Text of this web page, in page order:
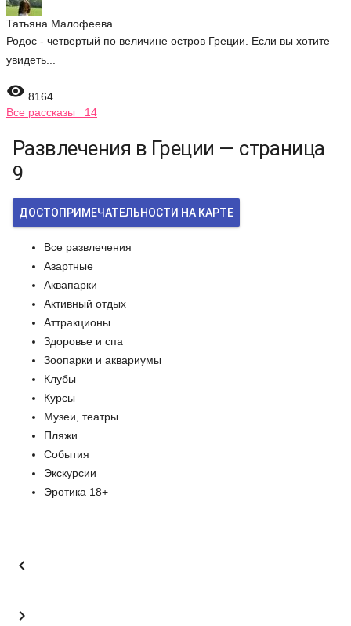
Татьяна Малофеева
Родос - четвертый по величине остров Греции. Если вы хотите
увидеть...
 8164
Все рассказы 14
Развлечения в Греции — страница
9
ДОСТОПРИМЕЧАТЕЛЬНОСТИ НА КАРТЕ
Все развлечения
Азартные
Аквапарки
Активный отдых
Аттракционы
Здоровье и спа
Зоопарки и аквариумы
Клубы
Курсы
Музеи, театры
Пляжи
События
Экскурсии
Эротика 18+

